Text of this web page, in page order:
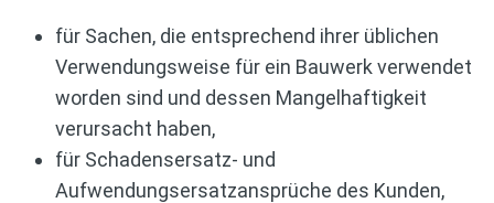
für Sachen, die entsprechend ihrer üblichen
Verwendungsweise für ein Bauwerk verwendet
worden sind und dessen Mangelhaftigkeit
verursacht haben,
für Schadensersatz- und
Aufwendungsersatzansprüche des Kunden,